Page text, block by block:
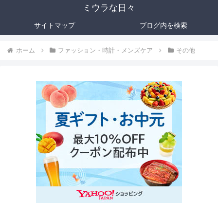
ミウラな日々
サイトマップ ブログ内を検索
ホーム ファッション・時計・メンズケア その他